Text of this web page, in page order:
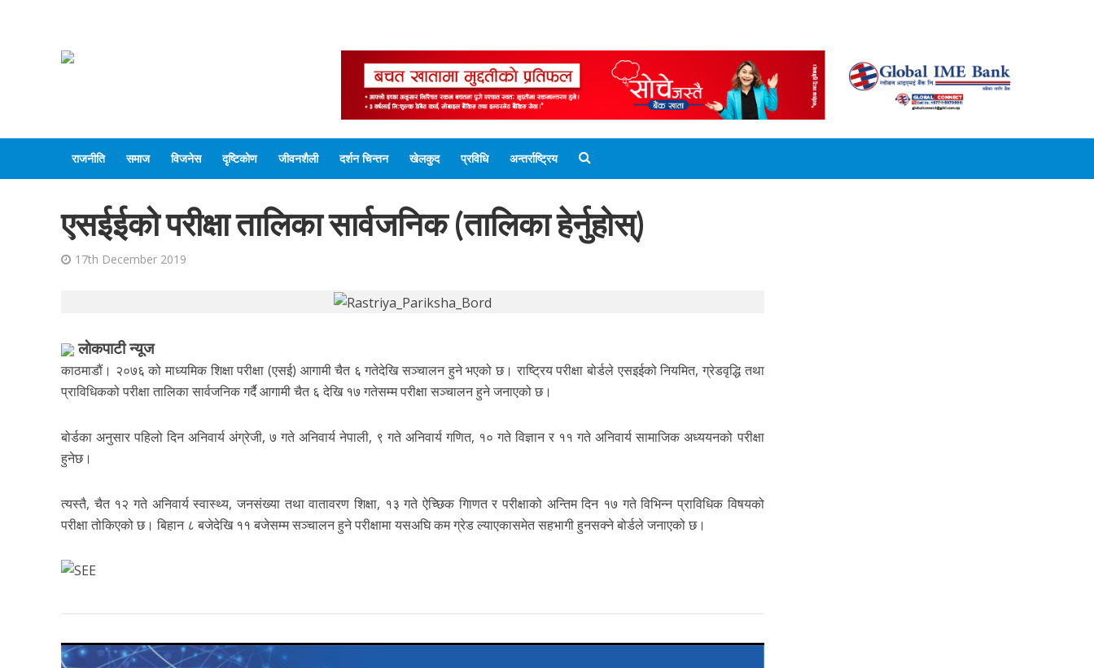
राजनीति समाज विजनेस दृष्टिकोण जीवनशैली दर्शन चिन्तन खेलकुद प्रविधि अन्तर्राष्ट्रिय
एसईईको परीक्षा तालिका सार्वजनिक (तालिका हेर्नुहोस्)
17th December 2019
लाेकपाटी न्यूज
काठमाडौं। २०७६ को माध्यमिक शिक्षा परीक्षा (एसई) आगामी चैत ६ गतेदेखि सञ्चालन हुने भएको छ। राष्ट्रिय परीक्षा बोर्डले एसइईको नियमित, ग्रेडवृद्धि तथा
प्राविधिकको परीक्षा तालिका सार्वजनिक गर्दै आगामी चैत ६ देखि १७ गतेसम्म परीक्षा सञ्चालन हुने जनाएको छ।
बोर्डका अनुसार पहिलो दिन अनिवार्य अंग्रेजी, ७ गते अनिवार्य नेपाली, ९ गते अनिवार्य गणित, १० गते विज्ञान र ११ गते अनिवार्य सामाजिक अध्ययनको परीक्षा
हुनेछ।
त्यस्तै, चैत १२ गते अनिवार्य स्वास्थ्य, जनसंख्या तथा वातावरण शिक्षा, १३ गते ऐच्छिक गािणत र परीक्षाको अन्तिम दिन १७ गते विभिन्न प्राविधिक विषयको
परीक्षा तोकिएको छ। बिहान ८ बजेदेखि ११ बजेसम्म सञ्चालन हुने परीक्षामा यसअघि कम ग्रेड ल्याएकासमेत सहभागी हुनसक्ने बोर्डले जनाएको छ।